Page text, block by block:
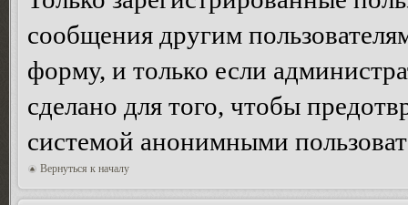
сообщения другим
форму, и только если
сделано для того, чтобы
системой анонимными
Вернуться к началу